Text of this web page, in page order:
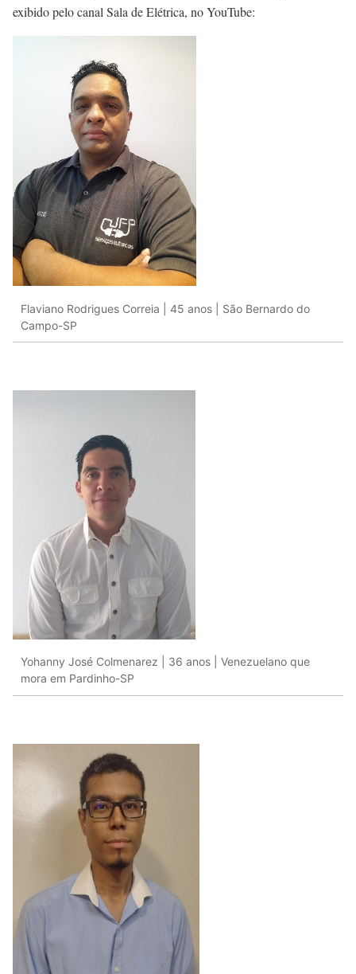
exibido pelo canal Sala de Elétrica, no YouTube:
Flaviano Rodrigues Correia | 45 anos | São Bernardo do
Campo-SP
Yohanny José Colmenarez | 36 anos | Venezuelano que
mora em Pardinho-SP